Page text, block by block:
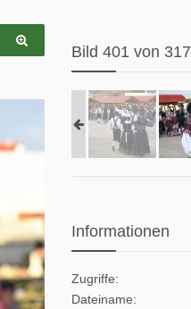
Bild 401 von 317
Informationen
Zugriffe
Dateiname